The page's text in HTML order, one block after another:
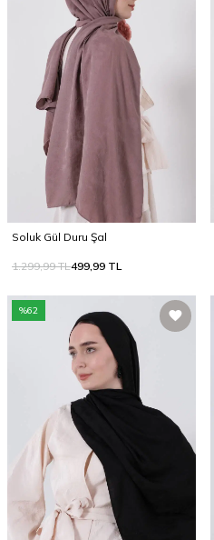
Soluk Gül Duru Şal
1.299,99TL499,99 TL
%62